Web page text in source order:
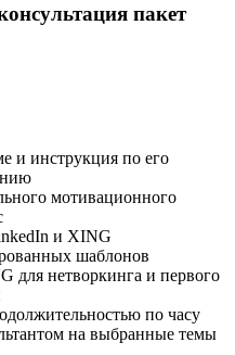
пакет
и инструкция по его
мотивационного
и XING
шаблонов
для нетворкинга и первого
по часу
на выбранные темы